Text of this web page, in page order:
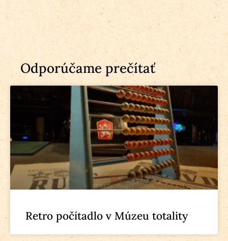
Odporúčame prečítať
Retro počítadlo v Múzeu totality